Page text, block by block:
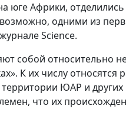
юге Африки,
одними из
Science.
собой относительно
К их числу
ЮАР и других
что их